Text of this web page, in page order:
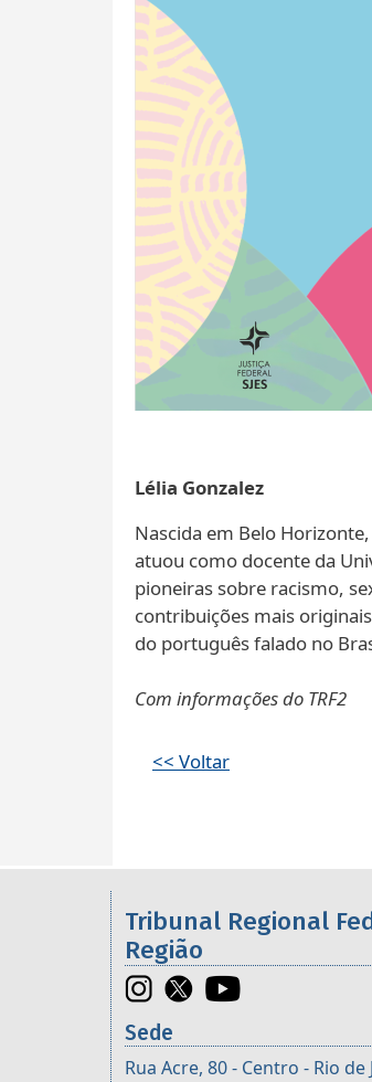
Lélia Gonzalez
Nascida em Belo
atuou como docente da
pioneiras sobre racismo,
contribuições mais
do português falado no
Com informações do TRF2
<< Voltar
Informações úteis
Tribunal Regional
Região
Sede
Rua Acre, 80 - Centro - Rio de